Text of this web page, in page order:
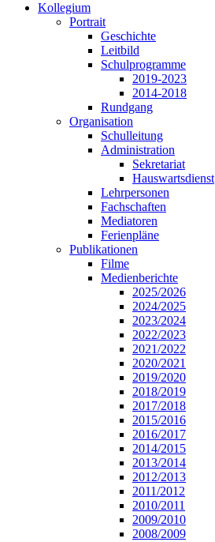
Kollegium
Portrait
Geschichte
Leitbild
Schulprogramme
2019-2023
2014-2018
Rundgang
Organisation
Schulleitung
Administration
Sekretariat
Hauswartsdienst
Lehrpersonen
Fachschaften
Mediatoren
Ferienpläne
Publikationen
Filme
Medienberichte
2025/2026
2024/2025
2023/2024
2022/2023
2021/2022
2020/2021
2019/2020
2018/2019
2017/2018
2015/2016
2016/2017
2014/2015
2013/2014
2012/2013
2011/2012
2010/2011
2009/2010
2008/2009